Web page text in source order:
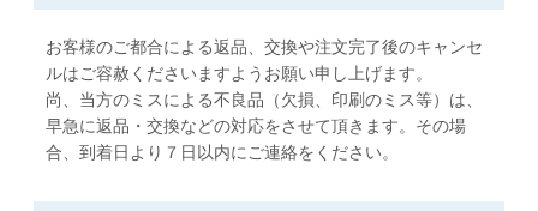
W216 x H277 mm W197 x H267 mm
角形5号
W190 x H240 mm
A5用紙が折らずに入る
角形6号
W162 x H229 mm
A5用紙が折らずに入る
お客様のご都合による返品、交換や注文完了後のキャンセ
ルはご容赦くださいますようお願い申し上げます。
尚、当方のミスによる不良品（欠損、印刷のミス等）は、
早急に返品・交換などの対応をさせて頂きます。その場
合、到着日より７日以内にご連絡をください。